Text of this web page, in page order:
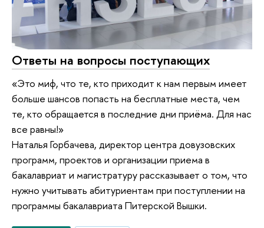
Ответы на вопросы поступающих
«Это миф, что те, кто приходит к нам первым имеет
больше шансов попасть на бесплатные места, чем
те, кто обращается в последние дни приёма. Для нас
все равны!»
Наталья Горбачева, директор центра довузовских
программ, проектов и организации приема в
бакалавриат и магистратуру рассказывает о том, что
нужно учитывать абитуриентам при поступлении на
программы бакалавриата Питерской Вышки.